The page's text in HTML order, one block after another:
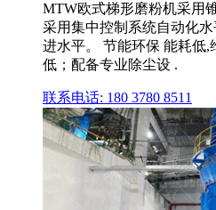
MTW欧式梯形磨粉机采用
采用集中控制系统自动化
进水平。 节能环保 能耗低,
低；配备专业除尘设 .
联系电话: 180 3780 8511